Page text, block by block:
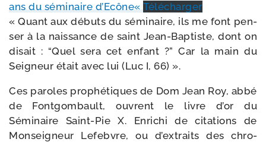
ans du sémi­naire d’Ecône«Télécharger
« Quant aux débuts du sémi­naire, ils me font pen­
ser à la nais­sance de saint Jean-​Baptiste, dont on
disait : “Quel sera cet enfant ?” Car la main du
Seigneur était avec lui (Luc I, 66) ».
Ces paroles pro­phé­tiques de Dom Jean Roy, abbé
de Fontgombault, ouvrent le livre d’or du
Séminaire Saint-​Pie X. Enrichi de cita­tions de
Monseigneur Lefebvre, ou d’extraits des chro­